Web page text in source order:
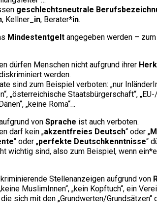
geschlechtsneutrale
, Kellner _in, Berater*in.
Mindestentgelt angegeben werden –
dürfen Menschen nicht aufgrund ihrer
werden.
sind zum Beispiel verboten: „nur
„österreichische Staatsbürgerschaft“, „EU-/
„keine Roma“…
von Sprache ist auch verboten.
darf kein „akzentfreies Deutsch“ oder „
“ oder „perfekte Deutschkenntnisse“
wichtig sind, also zum Beispiel, wenn
Stellenanzeigen aufgrund von
MuslimInnen“, „kein Kopftuch“, ein
sich mit den „Grundwerten/